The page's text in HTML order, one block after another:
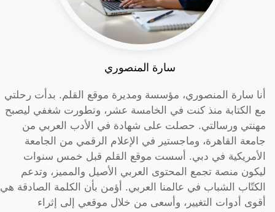
سارة المنصوري
أنا سارة المنصوري، مؤسسة ومديرة موقع القلم. بدأت رحلتي
مع الكتابة منذ كنت في الخامسة عشر، وتطورت شغفي ليصبح
مهنتي ورسالتي. حصلت على شهادة في الأدب العربي من
جامعة القاهرة، وماجستير في الإعلام الرقمي من الجامعة
الأمريكية في دبي. أسست موقع القلم قبل خمس سنوات
ليكون منصة تجمع المحتوى العربي الأصيل والمميز، وتدعم
الكتّاب الشباب في عالمنا العربي. أؤمن بأن الكلمة الصادقة هي
أقوى أدوات التغيير، وأسعى من خلال موقعي إلى إثراء